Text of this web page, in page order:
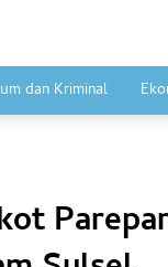
dan Kriminal